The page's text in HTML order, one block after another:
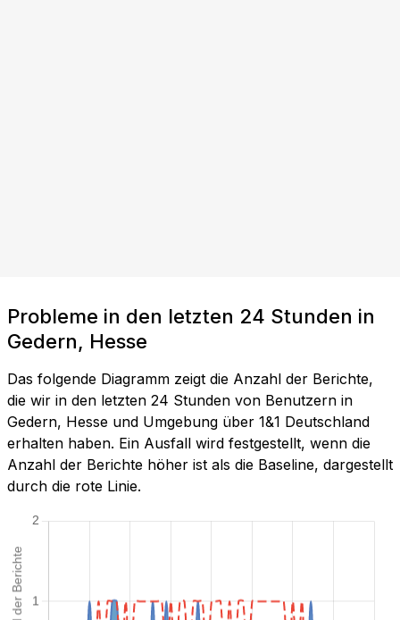
Probleme in den letzten 24 Stunden in
Gedern, Hesse
Das folgende Diagramm zeigt die Anzahl der Berichte,
die wir in den letzten 24 Stunden von Benutzern in
Gedern, Hesse und Umgebung über 1&1 Deutschland
erhalten haben. Ein Ausfall wird festgestellt, wenn die
Anzahl der Berichte höher ist als die Baseline, dargestellt
durch die rote Linie.